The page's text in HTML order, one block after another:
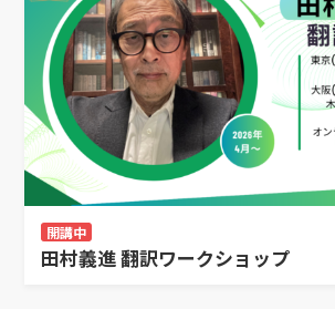
開講中
田村義進 翻訳ワークショップ